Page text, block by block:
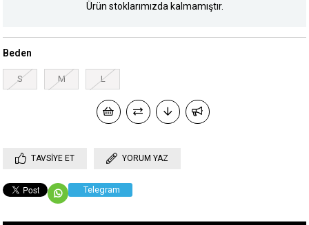
Ürün stoklarımızda kalmamıştır.
Beden
S M L
TAVSIYE ET YORUM YAZ
Telegram